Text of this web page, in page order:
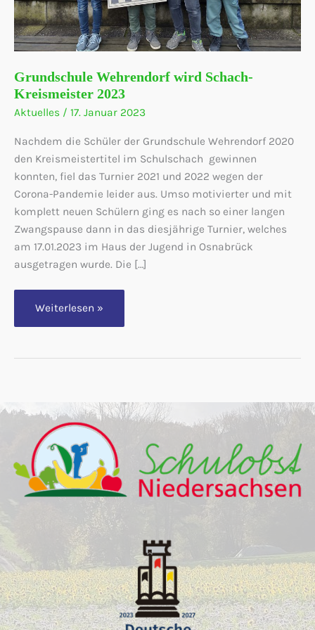
Grundschule Wehrendorf wird Schach-
Kreismeister 2023
Aktuelles / 17. Januar 2023
Nachdem die Schüler der Grundschule Wehrendorf 2020
den Kreismeistertitel im Schulschach gewinnen
konnten, fiel das Turnier 2021 und 2022 wegen der
Corona-Pandemie leider aus. Umso motivierter und mit
komplett neuen Schülern ging es nach so einer langen
Zwangspause dann in das diesjährige Turnier, welches
am 17.01.2023 im Haus der Jugend in Osnabrück
ausgetragen wurde. Die […]
Grundschule
wird
2023
Weiterlesen »